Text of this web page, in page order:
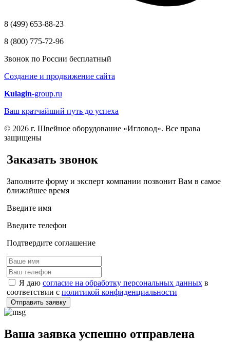
8 (499) 653-88-23
8 (800) 775-72-96
Звонок по России бесплатный
Создание и продвижение сайта
Kulagin-group.ru
Ваш кратчайший путь до успеха
© 2026 г. Швейное оборудование «Игловод». Все права
защищены
Заказать звонок
Заполните форму и эксперт компании позвонит Вам в самое
ближайшее время
Введите имя
Введите телефон
Подтвердите соглашение
Я даю согласие на обработку персональных данных в
соответствии с политикой конфиденциальности
Отправить заявку
Ваша заявка успешно отправлена